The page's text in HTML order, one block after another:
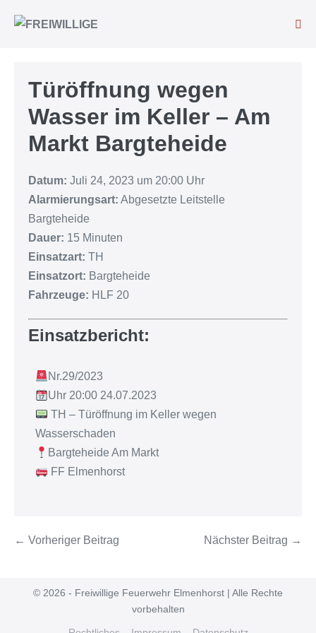
Türöffnung wegen
Wasser im Keller – Am
Markt Bargteheide
Datum: Juli 24, 2023 um 20:00 Uhr
Alarmierungsart: Abgesetzte Leitstelle
Bargteheide
Dauer: 15 Minuten
Einsatzart: TH
Einsatzort: Bargteheide
Fahrzeuge: HLF 20
Einsatzbericht:
Nr.29/2023
Uhr 20:00 24.07.2023
TH – Türöffnung im Keller wegen
Wasserschaden
Bargteheide Am Markt
FF Elmenhorst
← Vorheriger Beitrag Nächster Beitrag →
© 2026 - Freiwillige Feuerwehr Elmenhorst | Alle Rechte
vorbehalten